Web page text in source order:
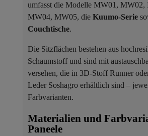
umfasst die Modelle MW01, MW02,
MW04, MW05, die Kuumo-Serie
Couchtische.
Die Sitzflächen bestehen aus
Schaumstoff und sind mit
versehen, die in 3D-Stoff Runner
Leder Soshagro erhältlich sind –
Farbvarianten.
Materialien und
Paneele ​